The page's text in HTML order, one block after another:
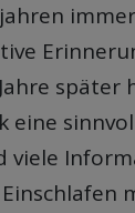
später
eine
viele